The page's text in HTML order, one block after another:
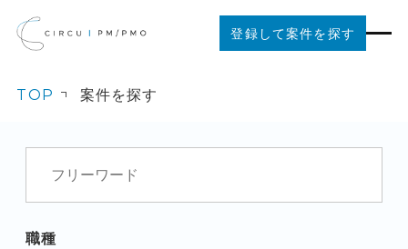
登録して案件を探す
ご利用の流れ
お役立ちコンテンツ
TOP 案件を探す
職種